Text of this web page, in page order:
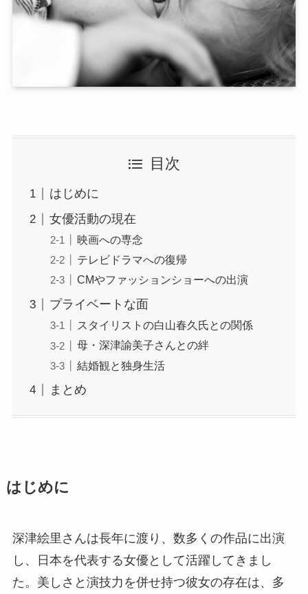
目次
はじめに
女優活動の現在
映画への専念
テレビドラマへの復帰
CMやファッションショーへの出演
プライベートな面
スタイリストの白山春久氏との関係
母・深津諭美子さんとの絆
結婚観と独身生活
まとめ
はじめに
深津絵里さんは長年に渡り、数多くの作品に出演
し、日本を代表する女優として活躍してきまし
た。美しさと演技力を併せ持つ彼女の存在は、多